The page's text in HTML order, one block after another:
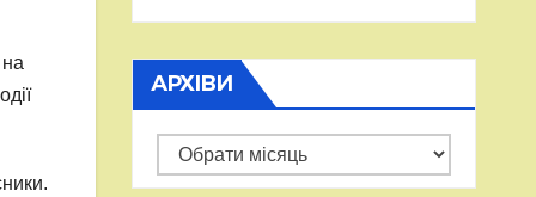
АРХІВИ
Архіви